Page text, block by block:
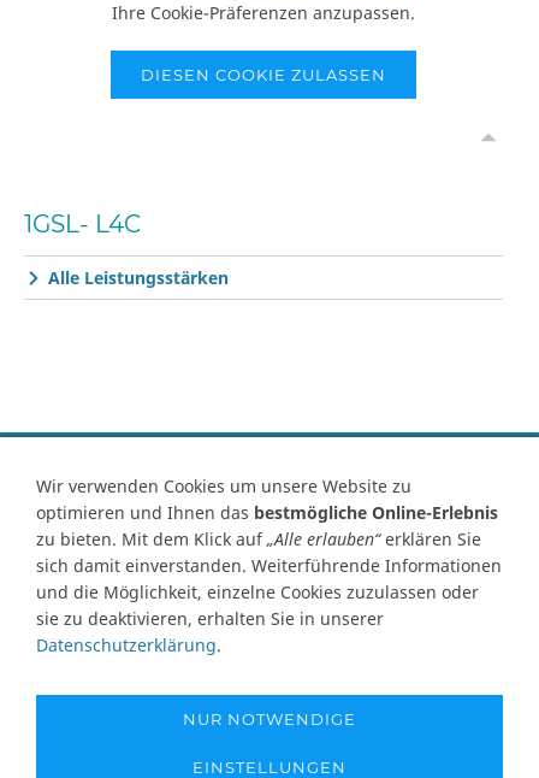
Ihre Cookie-Präferenzen anzupassen.
DIESEN COOKIE ZULASSEN
1GSL- L4C
Alle Leistungsstärken
Vertrag widerrufen
Kontakt Ersatzteile-AnfrageZahlungsartenVersand
WiderrufsrechtWiderrufsformularAGB Datenschutz
ImpressumIhre Cookie Einstellungen
Abbildungen können von Originalware abweichen! Angabe von
technischen Daten und Lieferzeit unter Vorbehalt.
abweichen!
Wir verwenden Cookies um unsere Website zu
optimieren und Ihnen das bestmögliche Online-Erlebnis
zu bieten. Mit dem Klick auf„Alle erlauben“erklären Sie
sich damit einverstanden. Weiterführende Informationen
und die Möglichkeit, einzelne Cookies zuzulassen oder
sie zu deaktivieren, erhalten Sie in unserer
Datenschutzerklärung.
NUR NOTWENDIGE
EINSTELLUNGEN